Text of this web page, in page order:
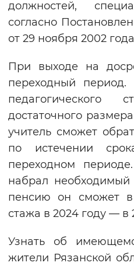
Вернуть
должностей,
согласно
от 29 ноября 2002
При выходе на
переходный период.
достаточного
учитель сможет
по истечении
переходном
набрал
пенсию он сможет
стажа в 2024 году — в
Узнать об
жители Рязанской